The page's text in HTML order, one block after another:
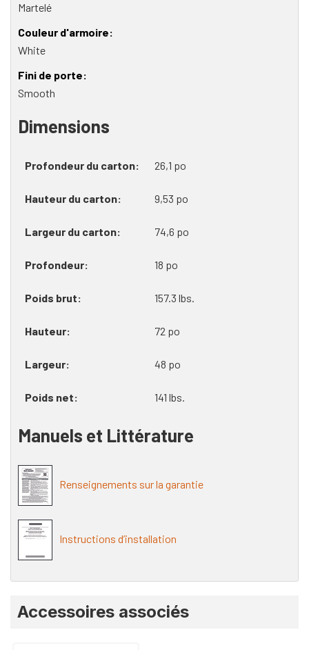
Martelé
Couleur d'armoire
White
Fini de porte
Smooth
Dimensions
Profondeur du carton 26,1 po
Hauteur du carton 9,53 po
Largeur du carton 74,6 po
Profondeur 18 po
Poids brut 157.3 lbs.
Hauteur 72 po
Largeur 48 po
Poids net 141 lbs.
Manuels et Littérature
Renseignements sur la garantie
Instructions d’installation
Accessoires associés